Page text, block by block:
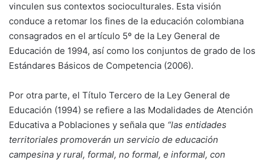
vinculen sus contextos socioculturales. Esta visión
conduce a retomar los fines de la educación colombiana
consagrados en el artículo 5º de la Ley General de
Educación de 1994, así como los conjuntos de grado de los
Estándares Básicos de Competencia (2006).
Por otra parte, el Título Tercero de la Ley General de
Educación (1994) se refiere a las Modalidades de Atención
Educativa a Poblaciones y señala que “las entidades
territoriales promoverán un servicio de educación
campesina y rural, formal, no formal, e informal, con